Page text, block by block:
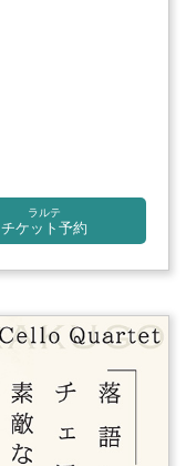
ラルテ
チケット予約